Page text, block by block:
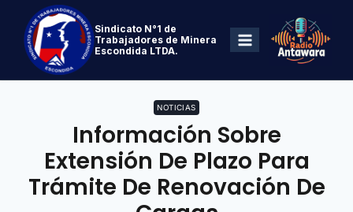
Sindicato N°1 de
Trabajadores de Minera
Escondida LTDA.
NOTICIAS
Información Sobre
Extensión De Plazo Para
Trámite De Renovación De